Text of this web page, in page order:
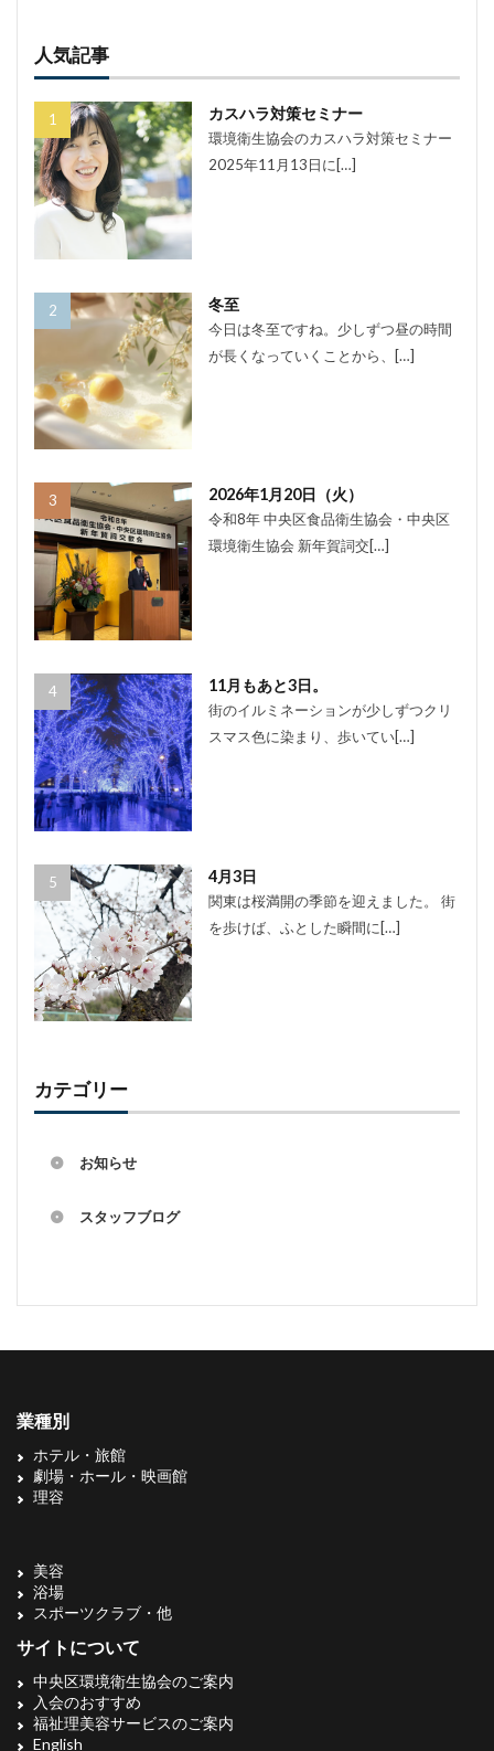
人気記事
カスハラ対策セミナー
環境衛生協会のカスハラ対策セミナー
2025年11月13日に[…]
冬至
今日は冬至ですね。少しずつ昼の時間
が長くなっていくことから、[…]
2026年1月20日（火）
令和8年 中央区食品衛生協会・中央区
環境衛生協会 新年賀詞交[…]
11月もあと3日。
街のイルミネーションが少しずつクリ
スマス色に染まり、歩いてい[…]
4月3日
関東は桜満開の季節を迎えました。 街
を歩けば、ふとした瞬間に[…]
カテゴリー
お知らせ
スタッフブログ
業種別
ホテル・旅館
劇場・ホール・映画館
理容
美容
浴場
スポーツクラブ・他
サイトについて
中央区環境衛生協会のご案内
入会のおすすめ
福祉理美容サービスのご案内
English